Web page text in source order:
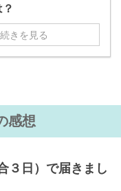
続きを見る
感想
３日）で届きまし